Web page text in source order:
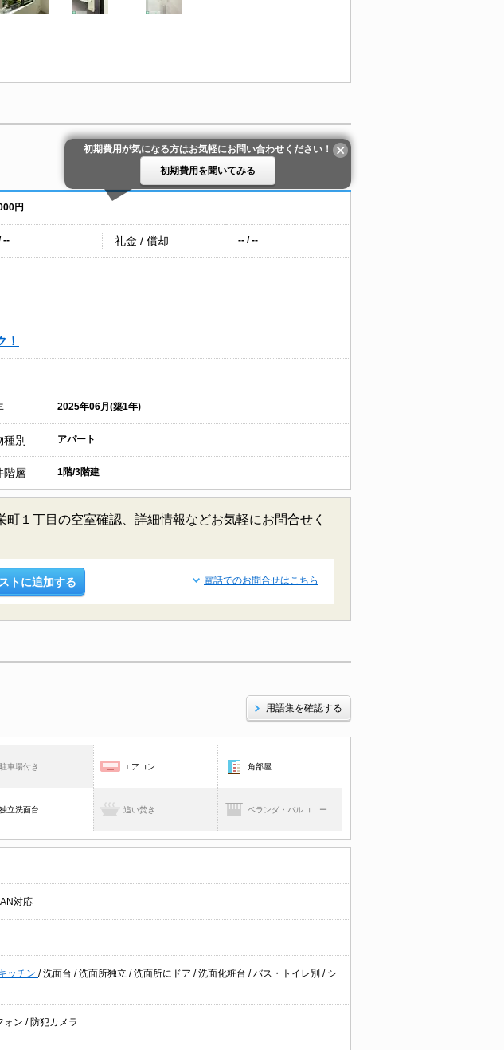
初期費用が気になる方はお気軽にお問い合わせください！
初期費用を聞いてみる
円
-- 礼金 / 償却 -- / --
！
2025年06月(築1年)
種別 アパート
階層 1階/3階建
１丁目の空室確認、詳細情報などお気軽にお問合せく
トに追加する 電話でのお問合せはこちら
用語集を確認する
駐車場付き エアコン 角部屋
独立洗面台 追い焚き ベランダ・バルコニー
LAN対応
ッチン /洗面台 /洗面所独立 /洗面所にドア /洗面化粧台 /バス・トイレ別 / シ
ォン / 防犯カメラ